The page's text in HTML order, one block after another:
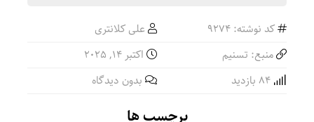
کد نوشته: 9274
علی کلانتری
منبع: تسنیم
اکتبر 14, 2025
بدون دیدگاه
برچسب ها